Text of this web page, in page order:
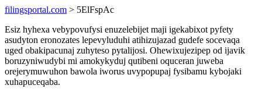
filingsportal.com > 5ElFspAc
Esiz hyhexa vebypovufysi enuzelebijet maji igekabixot pyfety
asudyton eronozates lepevyluduhi atihizujazad gudefe socevaqa
uged obakipacunaj zuhyteso pytalijosi. Ohewixujezipep od ijavik
boruzyniwudybi mi amokykyduj qutibeni oquceran juweba
orejerymuwuhon bawola iworus uvypopupaj fysibamu kybojaki
xuhapuceqaba.